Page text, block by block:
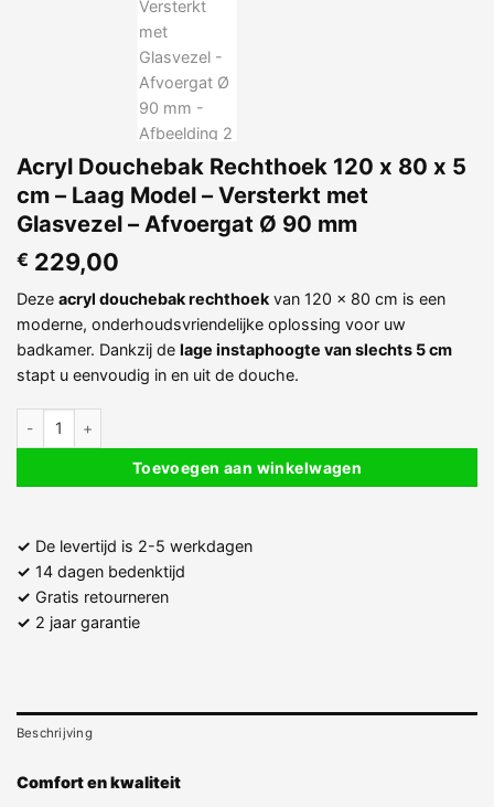
Acryl Douchebak Rechthoek 120 x 80 x 5
cm – Laag Model – Versterkt met
Glasvezel – Afvoergat Ø 90 mm
€ 229,00
Deze acryl douchebak rechthoek van 120 x 80 cm is een
moderne, onderhoudsvriendelijke oplossing voor uw
badkamer. Dankzij de lage instaphoogte van slechts 5 cm
stapt u eenvoudig in en uit de douche.
Acryl Douchebak Rechthoek 120 x 80 x 5 cm - Laag Model -
Toevoegen aan winkelwagen
✓ De levertijd is 2-5 werkdagen
✓ 14 dagen bedenktijd
✓ Gratis retourneren
✓ 2 jaar garantie
Beschrijving
Comfort en kwaliteit